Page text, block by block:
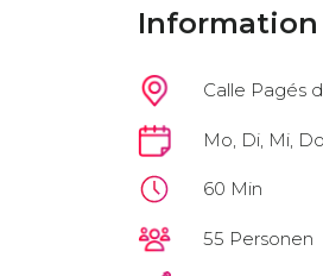
Information
Calle Pagés
Mo, Di, Mi,
60 Min
55 Personen